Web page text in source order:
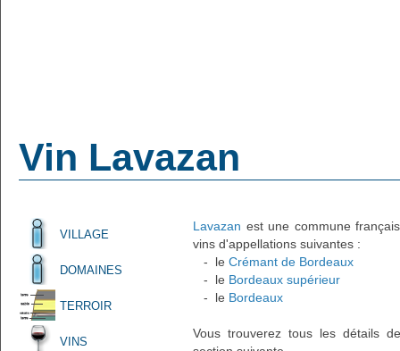
Vin Lavazan
VILLAGE
DOMAINES
TERROIR
VINS
Lavazan est une commune
vins d'appellations suivantes :
- le Crémant de Bordeaux
- le Bordeaux supérieur
- le Bordeaux
Vous trouverez tous les détails